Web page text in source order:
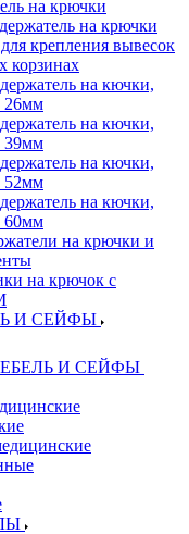
на крючки
на крючки
крепления вывесок
корзинах
на кючки,
26мм
на кючки,
39мм
на кючки,
52мм
на кючки,
60мм
на крючки и
на крючок с
И СЕЙФЫ
И СЕЙФЫ